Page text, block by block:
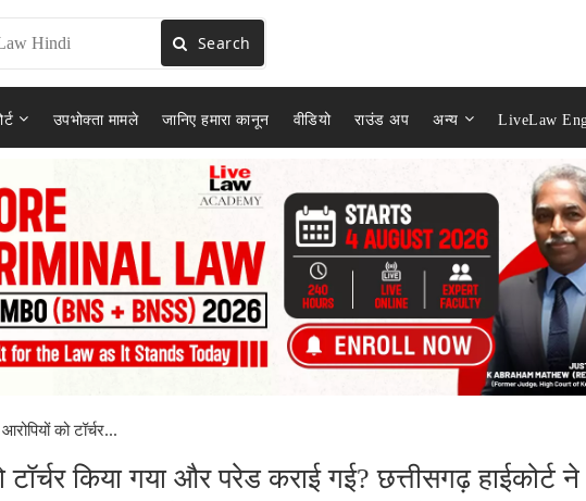
Search
उपभोक्ता मामले जानिए हमारा कानून वीडियो राउंड अप अन्य LiveLaw
को टॉर्चर...
टॉर्चर किया गया और परेड कराई गई? छत्तीसगढ़ हाईकोर्ट ने